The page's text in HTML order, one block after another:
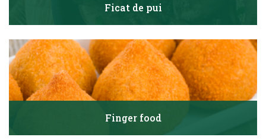
Ficat de pui
Finger food